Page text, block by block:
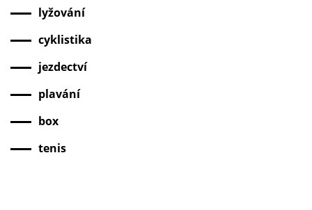
lyžování
cyklistika
jezdectví
plavání
box
tenis